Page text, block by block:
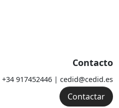
Contacto
+34 917452446 | cedid@cedid.es
Contactar